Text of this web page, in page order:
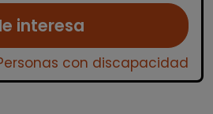
interesa
con discapacidad